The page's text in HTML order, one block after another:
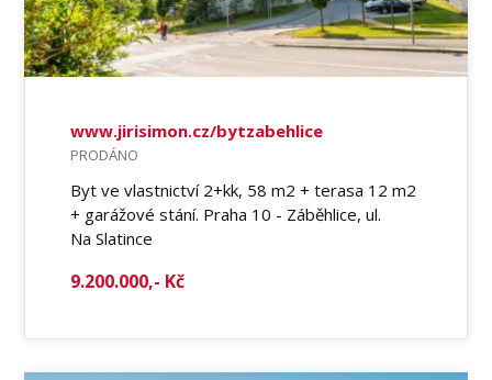
www.jirisimon.cz/bytzabehlice
PRODÁNO
Byt ve vlastnictví 2+kk, 58 m2 + terasa 12 m2
+ garážové stání. Praha 10 - Záběhlice, ul.
Na Slatince
9.200.000,- Kč